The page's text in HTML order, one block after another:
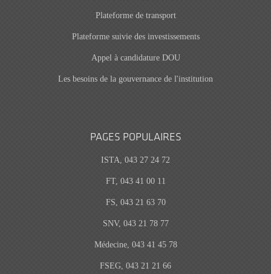
Plateforme de transport
Plateforme suivie des investissements
Appel à candidature DOU
Les besoins de la gouvernance de l'institution
PAGES POPULAIRES
ISTA, 043 27 24 72
FT, 043 41 00 11
FS, 043 21 63 70
SNV, 043 21 78 77
Médecine, 043 41 45 78
FSEG, 043 21 21 66